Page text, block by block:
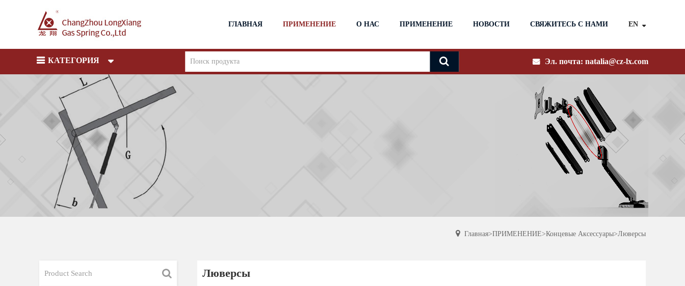
EN
ГЛАВНАЯ ПРИМЕНЕНИЕ О НАС ПРИМЕНЕНИЕ НОВОСТИ СВЯЖИТЕСЬ С НАМИ
КАТЕГОРИЯ Эл. почта: natalia@cz-lx.com
Главная>ПРИМЕНЕНИЕ>Концевые Аксессуары>Люверсы
Люверсы